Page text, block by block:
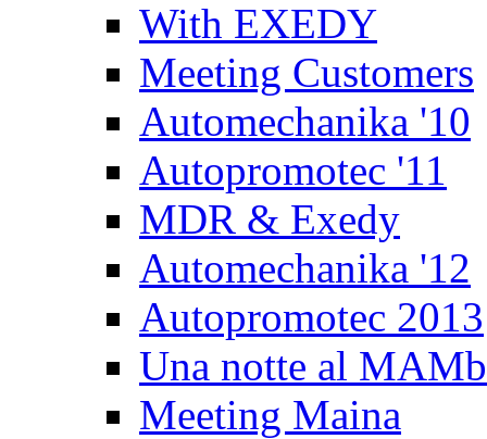
With EXEDY
Meeting Customers
Automechanika '10
Autopromotec '11
MDR & Exedy
Automechanika '12
Autopromotec 2013
Una notte al
Meeting Maina